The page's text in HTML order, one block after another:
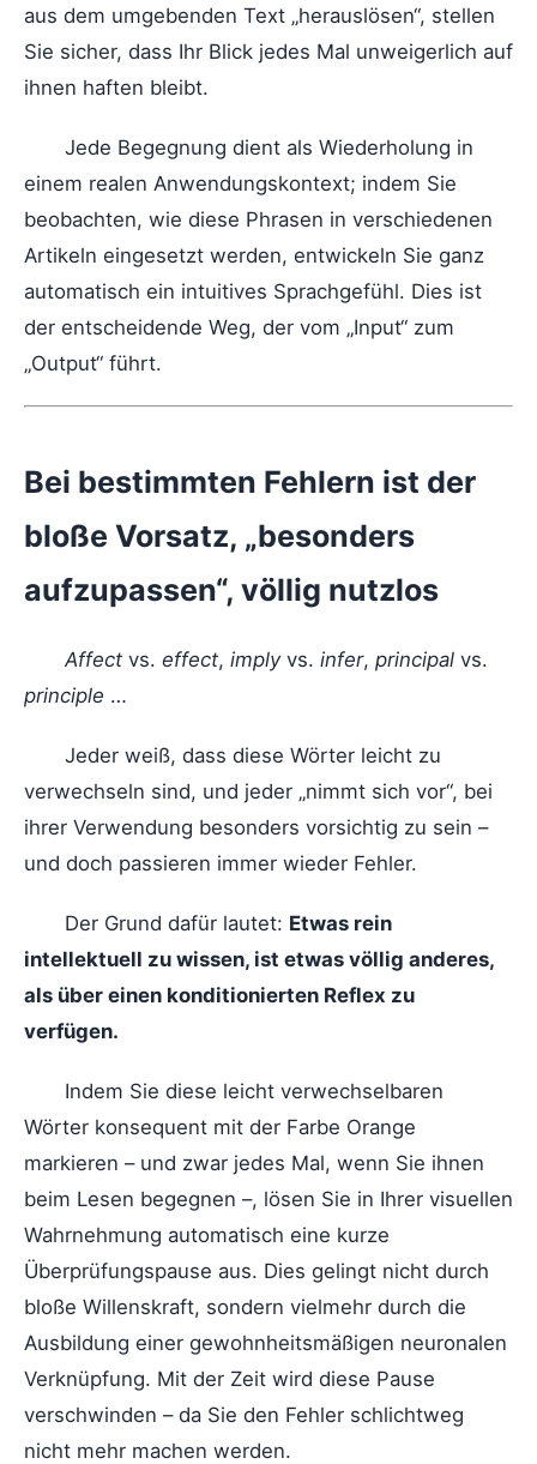
aus dem umgebenden Text „herauslösen“, stellen
Sie sicher, dass Ihr Blick jedes Mal unweigerlich auf
ihnen haften bleibt.
Jede Begegnung dient als Wiederholung in
einem realen Anwendungskontext; indem Sie
beobachten, wie diese Phrasen in verschiedenen
Artikeln eingesetzt werden, entwickeln Sie ganz
automatisch ein intuitives Sprachgefühl. Dies ist
der entscheidende Weg, der vom „Input“ zum
„Output“ führt.
Bei bestimmten Fehlern ist der
bloße Vorsatz, „besonders
aufzupassen“, völlig nutzlos
Affectvs. effect, implyvs. infer, principalvs.
principle …
Jeder weiß, dass diese Wörter leicht zu
verwechseln sind, und jeder „nimmt sich vor“, bei
ihrer Verwendung besonders vorsichtig zu sein –
und doch passieren immer wieder Fehler.
Der Grund dafür lautet: Etwas rein
intellektuell zu wissen, ist etwas völlig anderes,
als über einen konditionierten Reflex zu
verfügen.
Indem Sie diese leicht verwechselbaren
Wörter konsequent mit der Farbe Orange
markieren – und zwar jedes Mal, wenn Sie ihnen
beim Lesen begegnen –, lösen Sie in Ihrer visuellen
Wahrnehmung automatisch eine kurze
Überprüfungspause aus. Dies gelingt nicht durch
bloße Willenskraft, sondern vielmehr durch die
Ausbildung einer gewohnheitsmäßigen neuronalen
Verknüpfung. Mit der Zeit wird diese Pause
verschwinden – da Sie den Fehler schlichtweg
nicht mehr machen werden.